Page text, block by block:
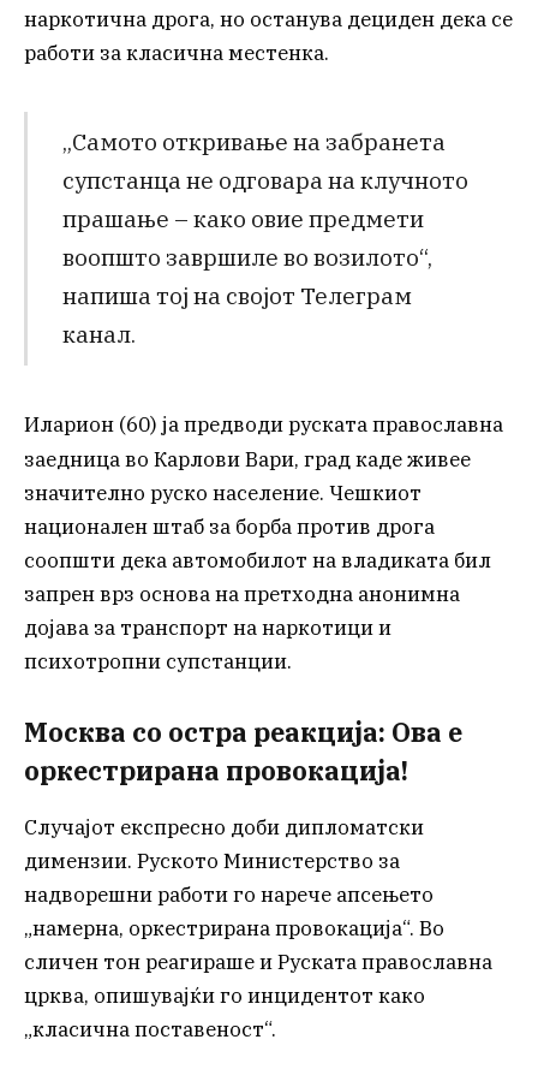
наркотична дрога, но останува дециден дека се
работи за класична местенка.
„Самото откривање на забранета
супстанца не одговара на клучното
прашање – како овие предмети
воопшто завршиле во возилото“,
напиша тој на својот Телеграм
канал.
Иларион (60) ја предводи руската православна
заедница во Карлови Вари, градкаде живее
значително руско население. Чешкиот
национален штаб за борба против дрога
соопшти дека автомобилот на владиката бил
запрен врз основа на претходна анонимна
дојава за транспорт на наркотици и
психотропни супстанции.
Москва со остра реакција: Ова е
оркестрирана провокација!
Случајот експресно доби дипломатски
димензии. Руското Министерство за
надворешни работи го нарече апсењето
„намерна, оркестрирана провокација“. Во
сличен тон реагираше и Руската православна
црква, опишувајќи го инцидентот како
„класична поставеност“.